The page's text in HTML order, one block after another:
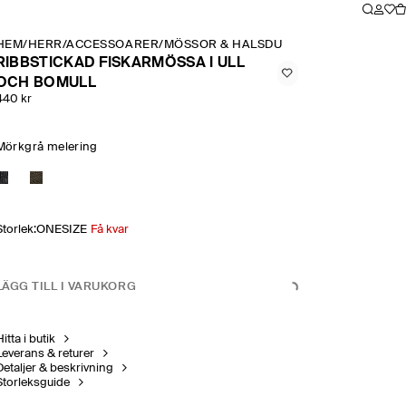
/ HERR/ACCESSOARER/ MÖSSOR & HALSDUKAR
FISKARMÖSSA I ULL
BOMULL
kr
melering
:ONESIZE Få kvar
TILL I VARUKORG
i butik
& returer
& beskrivning